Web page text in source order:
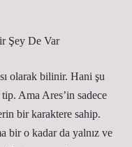
Şey De Var
olarak bilinir. Hani şu
Ama Ares’in sadece
bir karaktere sahip.
bir o kadar da yalnız ve